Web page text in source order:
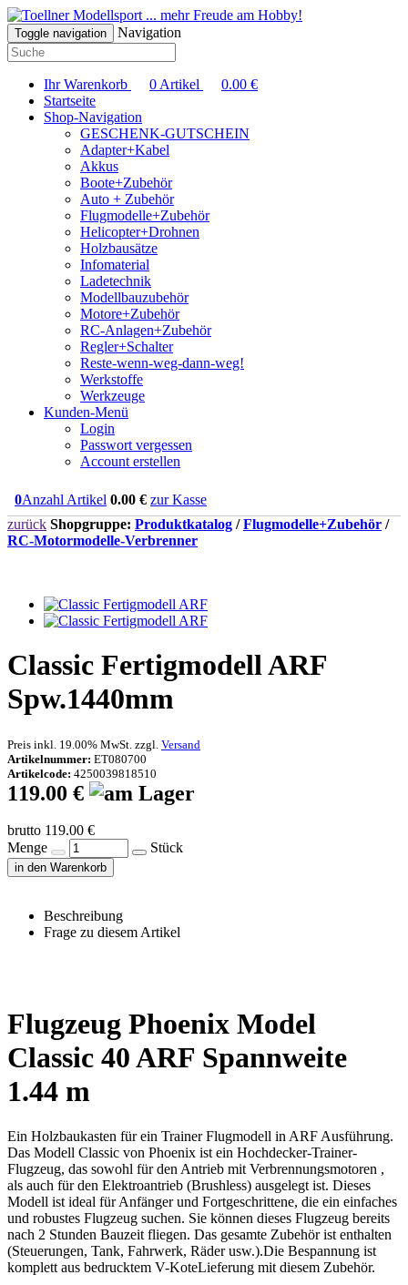
... mehr Freude am Hobby!
Toggle navigation Navigation
Ihr Warenkorb 0 Artikel 0.00 €
Startseite
Shop-Navigation
GESCHENK-GUTSCHEIN
Adapter+Kabel
Akkus
Boote+Zubehör
Auto + Zubehör
Flugmodelle+Zubehör
Helicopter+Drohnen
Holzbausätze
Infomaterial
Ladetechnik
Modellbauzubehör
Motore+Zubehör
RC-Anlagen+Zubehör
Regler+Schalter
Reste-wenn-weg-dann-weg!
Werkstoffe
Werkzeuge
Kunden-Menü
Login
Passwort vergessen
Account erstellen
0Anzahl Artikel 0.00 € zur Kasse
zurück Shopgruppe: Produktkatalog /Flugmodelle+Zubehör /
RC-Motormodelle-Verbrenner
Classic Fertigmodell ARF
Spw.1440mm
Preis inkl. 19.00% MwSt. zzgl. Versand
Artikelnummer: ET080700
Artikelcode: 4250039818510
119.00 €
brutto 119.00 €
Menge
Stück
in den Warenkorb
Beschreibung
Frage zu diesem Artikel
Flugzeug Phoenix Model
Classic 40 ARF Spannweite
1.44 m
Ein Holzbaukasten für ein Trainer Flugmodell in ARF Ausführung.
Das Modell Classic von Phoenix ist ein Hochdecker-Trainer-
Flugzeug, das sowohl für den Antrieb mit Verbrennungsmotoren ,
als auch für den Elektroantrieb (Brushless) ausgelegt ist. Dieses
Modell ist ideal für Anfänger und Fortgeschrittene, die ein einfaches
und robustes Flugzeug suchen. Sie können dieses Flugzeug bereits
nach 2 Stunden Bauzeit fliegen. Das gesamte Zubehör ist enthalten
(Steuerungen, Tank, Fahrwerk, Räder usw.).Die Bespannung ist
komplett aus bedrucktem V-KoteLieferung mit diesem Zubehör.